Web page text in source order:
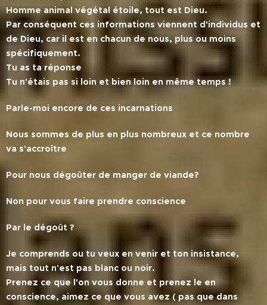
Homme animal végétal étoile, tout est Dieu.
Par conséquent ces informations viennent d'individus et
de Dieu, car il est en chacun de nous, plus ou moins
spécifiquement.
Tu as ta réponse
Tu n'étais pas si loin et bien loin en même temps !
Parle-moi encore de ces incarnations
Nous sommes de plus en plus nombreux et ce nombre
va s'accroître
Pour nous dégoûter de manger de viande?
Non pour vous faire prendre conscience
Par le dégoût ?
Je comprends ou tu veux en venir et ton insistance,
mais tout n'est pas blanc ou noir.
Prenez ce que l'on vous donne et prenez le en
conscience, aimez ce que vous avez ( pas que dans